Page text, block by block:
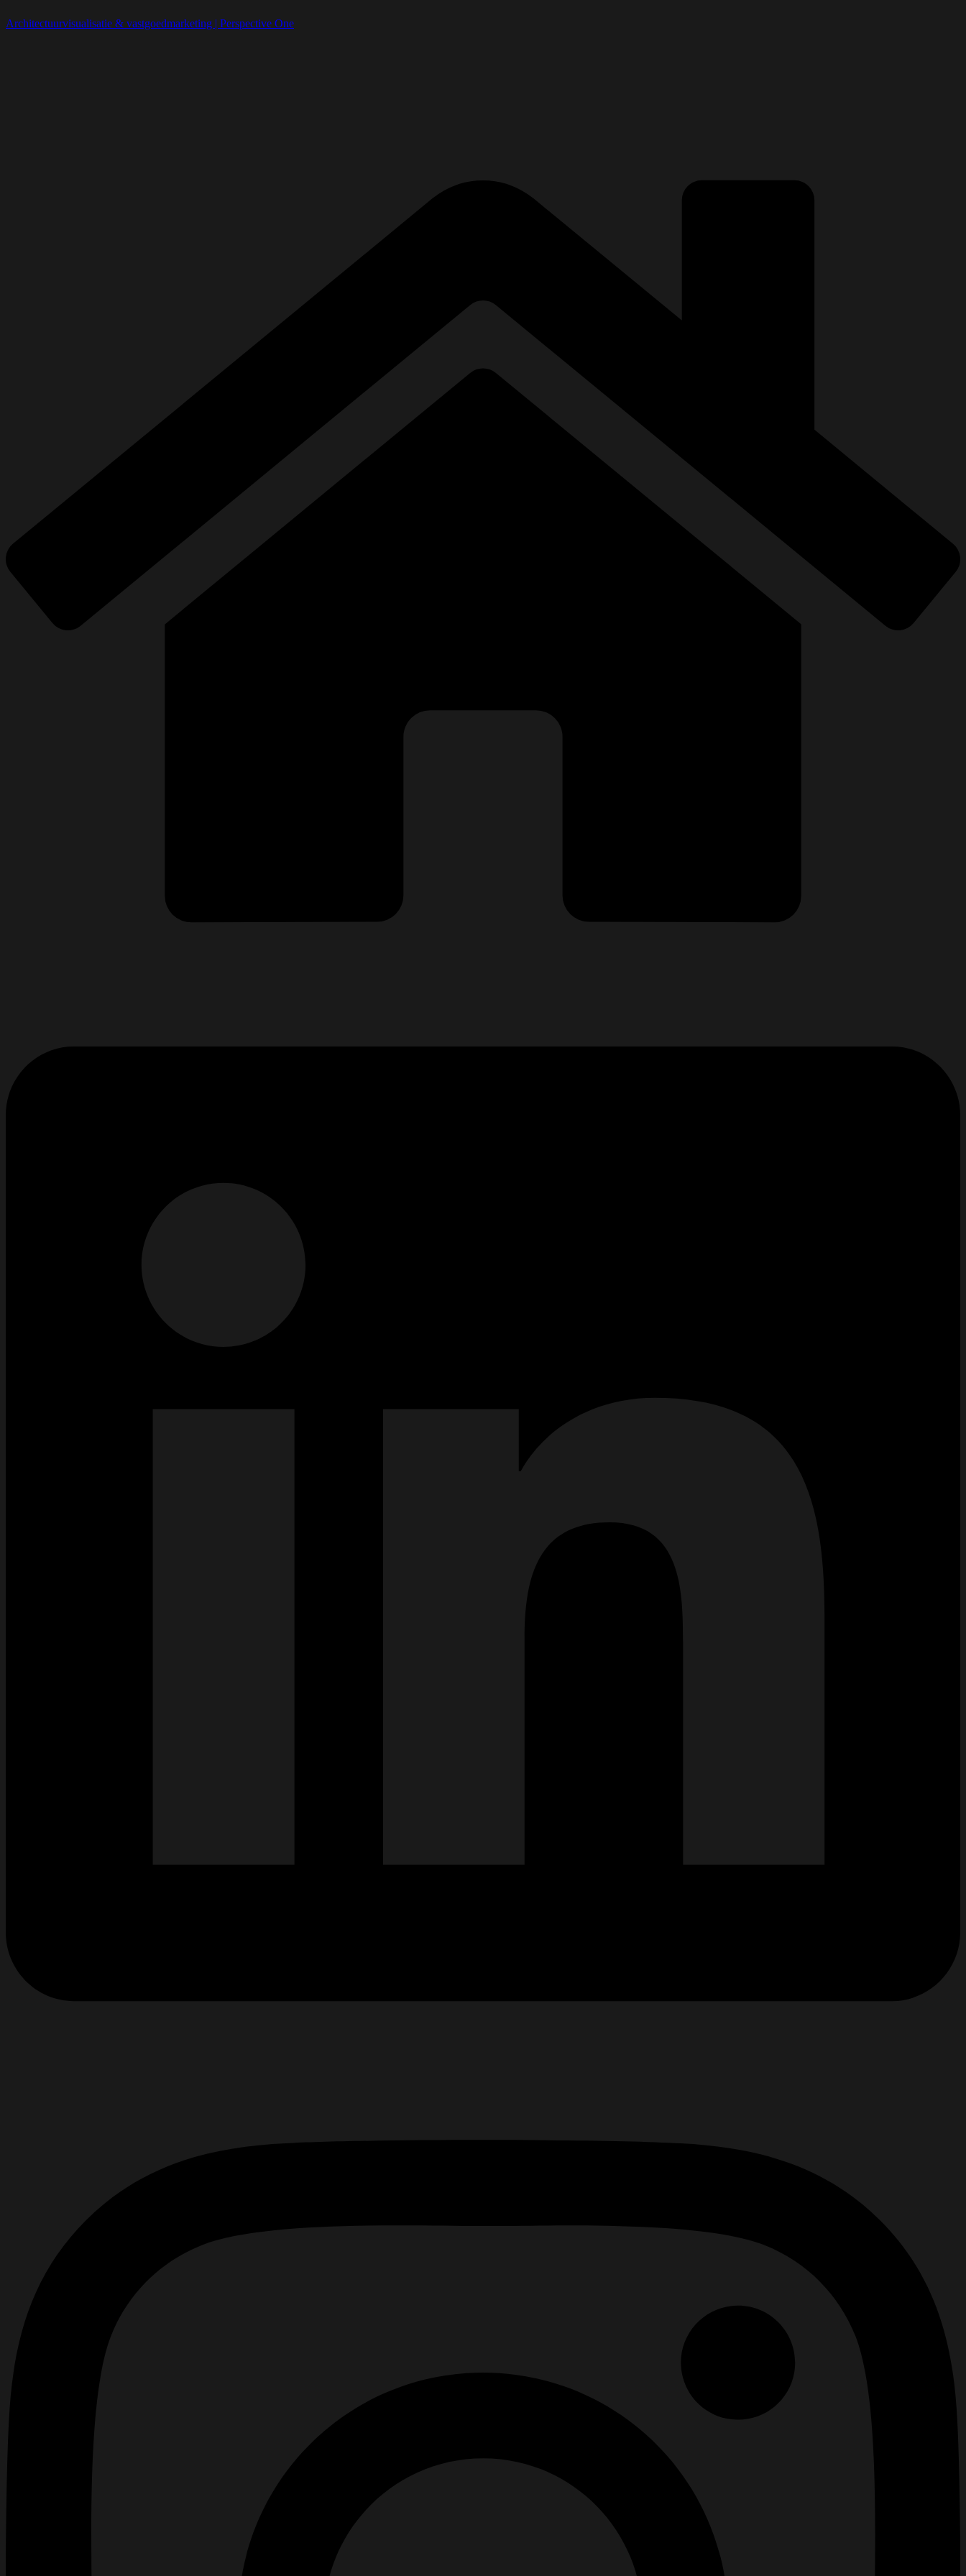
Architectuurvisualisatie & vastgoedmarketing | Perspective One